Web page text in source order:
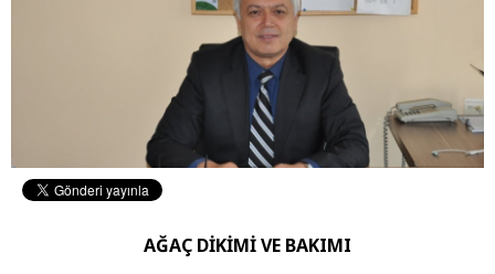
AĞAÇ DİKİMİ VE BAKIMI